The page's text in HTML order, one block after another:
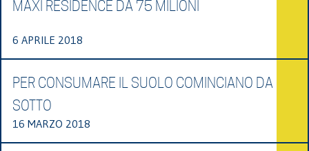
MAXI RESIDENCE DA 75 MILIONI
6 APRILE 2018
PER CONSUMARE IL SUOLO COMINCIANO DA
SOTTO
16 MARZO 2018